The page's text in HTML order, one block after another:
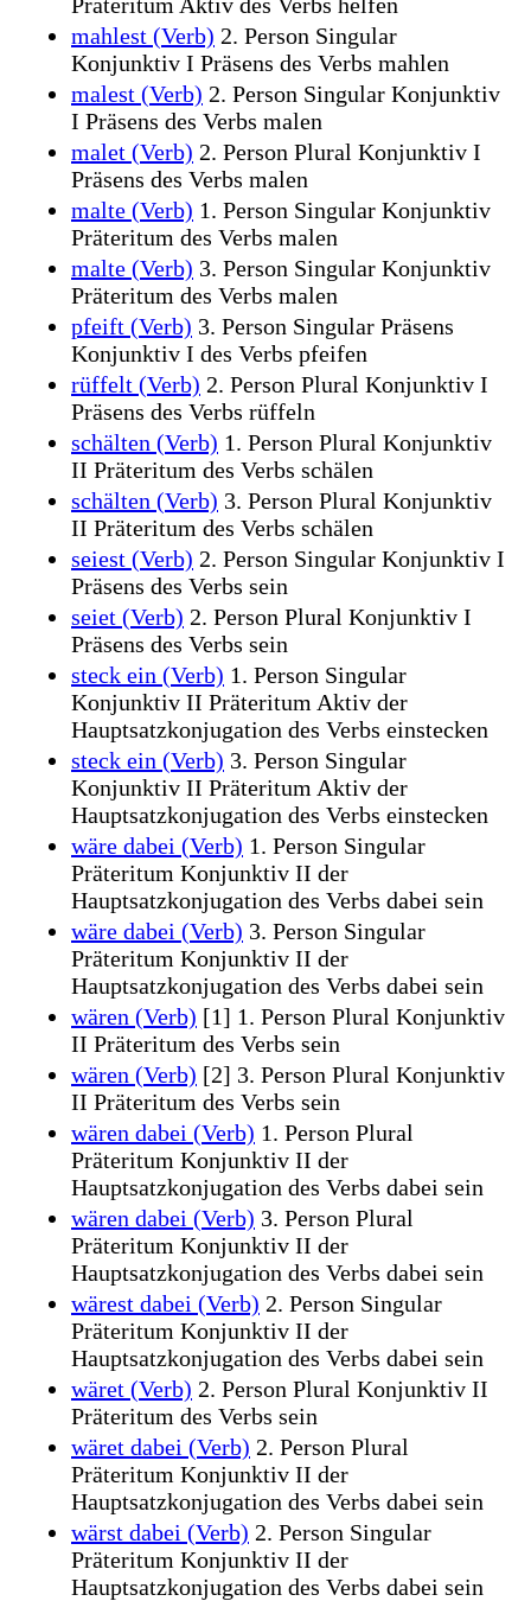
mahlest (Verb) 2. Person Singular
Konjunktiv I Präsens des Verbs mahlen
malest (Verb) 2. Person Singular Konjunktiv
I Präsens des Verbs malen
malet (Verb) 2. Person Plural Konjunktiv I
Präsens des Verbs malen
malte (Verb) 1. Person Singular Konjunktiv
Präteritum des Verbs malen
malte (Verb) 3. Person Singular Konjunktiv
Präteritum des Verbs malen
pfeift (Verb) 3. Person Singular Präsens
Konjunktiv I des Verbs pfeifen
rüffelt (Verb) 2. Person Plural Konjunktiv I
Präsens des Verbs rüffeln
schälten (Verb) 1. Person Plural Konjunktiv
II Präteritum des Verbs schälen
schälten (Verb) 3. Person Plural Konjunktiv
II Präteritum des Verbs schälen
seiest (Verb) 2. Person Singular Konjunktiv I
Präsens des Verbs sein
seiet (Verb) 2. Person Plural Konjunktiv I
Präsens des Verbs sein
steck ein (Verb) 1. Person Singular
Konjunktiv II Präteritum Aktiv der
Hauptsatzkonjugation des Verbs einstecken
steck ein (Verb) 3. Person Singular
Konjunktiv II Präteritum Aktiv der
Hauptsatzkonjugation des Verbs einstecken
wäre dabei (Verb) 1. Person Singular
Präteritum Konjunktiv II der
Hauptsatzkonjugation des Verbs dabei sein
wäre dabei (Verb) 3. Person Singular
Präteritum Konjunktiv II der
Hauptsatzkonjugation des Verbs dabei sein
wären (Verb) [1] 1. Person Plural Konjunktiv
II Präteritum des Verbs sein
wären (Verb) [2] 3. Person Plural Konjunktiv
II Präteritum des Verbs sein
wären dabei (Verb) 1. Person Plural
Präteritum Konjunktiv II der
Hauptsatzkonjugation des Verbs dabei sein
wären dabei (Verb) 3. Person Plural
Präteritum Konjunktiv II der
Hauptsatzkonjugation des Verbs dabei sein
wärest dabei (Verb) 2. Person Singular
Präteritum Konjunktiv II der
Hauptsatzkonjugation des Verbs dabei sein
wäret (Verb) 2. Person Plural Konjunktiv II
Präteritum des Verbs sein
wäret dabei (Verb) 2. Person Plural
Präteritum Konjunktiv II der
Hauptsatzkonjugation des Verbs dabei sein
wärst dabei (Verb) 2. Person Singular
Präteritum Konjunktiv II der
Hauptsatzkonjugation des Verbs dabei sein